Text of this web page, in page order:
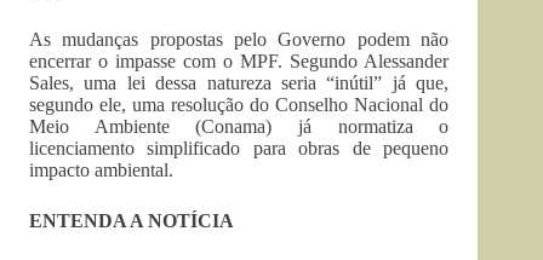
As mudanças propostas pelo Governo podem não
encerrar o impasse com o MPF. Segundo Alessander
Sales, uma lei dessa natureza seria “inútil” já que,
segundo ele, uma resolução do Conselho Nacional do
Meio Ambiente (Conama) já normatiza o
licenciamento simplificado para obras de pequeno
impacto ambiental.
ENTENDA A NOTÍCIA